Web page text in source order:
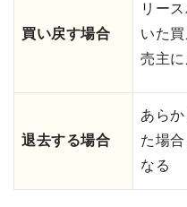
買い戻す場合
リー
いた
売主
退去する場合
あら
た場
なる